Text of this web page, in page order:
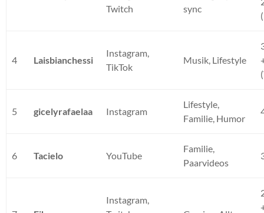
Twitch
sync
4 Laisbianchessi
Instagram,
TikTok
Musik, Lifestyle
5 gicelyrafaelaa Instagram
Lifestyle,
Familie, Humor
6 Tacielo YouTube
Familie,
Paarvideos
Instagram,